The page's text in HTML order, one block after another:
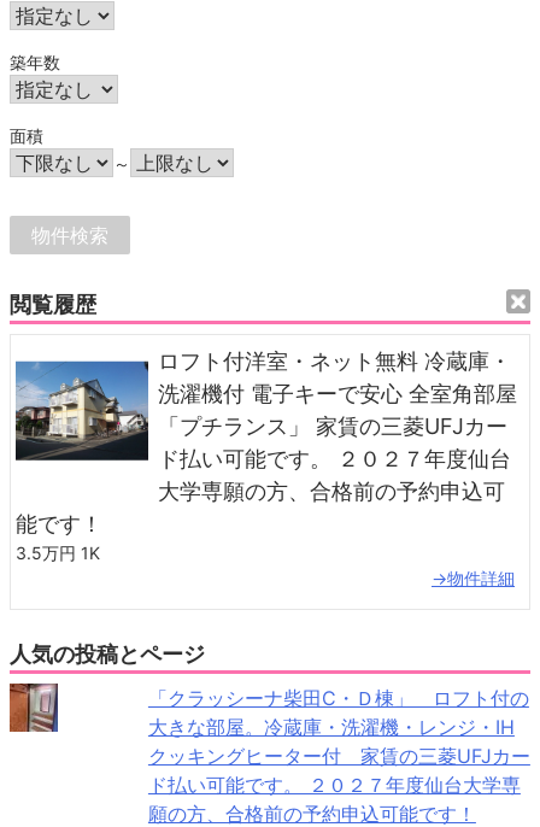
築年数
面積
～
閲覧履歴
ロフト付洋室・ネット無料 冷蔵庫・
洗濯機付 電子キーで安心 全室角部屋
「プチランス」 家賃の三菱UFJカー
ド払い可能です。 ２０２７年度仙台
大学専願の方、合格前の予約申込可
能です！
3.5万円 1K
→物件詳細
人気の投稿とページ
「クラッシーナ柴田C・Ｄ棟」 ロフト付の
大きな部屋。冷蔵庫・洗濯機・レンジ・IH
クッキングヒーター付 家賃の三菱UFJカー
ド払い可能です。 ２０２７年度仙台大学専
願の方、合格前の予約申込可能です！